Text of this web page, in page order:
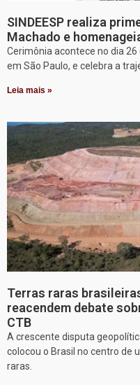
SINDEESP realiza
Machado e
Cerimônia acontece no dia 26
em São Paulo, e celebra a
Leia mais »
Terras raras
reacendem debate
CTB
A crescente disputa
colocou o Brasil no centro de
raras.